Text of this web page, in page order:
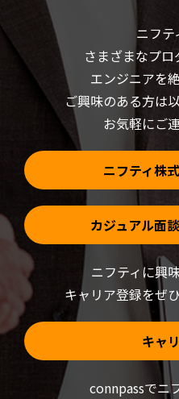
し
い
ウ
ィ
開
き
す)
ま
す)
ニフテ
さまざまなプ
エンジニアを
ご興味のある方は
お気軽にご
ニフティ株
カジュアル面
ニフティに興
キャリア登録をぜ
キャ
connpassでニ